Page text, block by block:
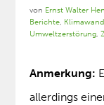
von Ernst Walter
Berichte,
Umweltzerstörung,
Anmerkung:
allerdings